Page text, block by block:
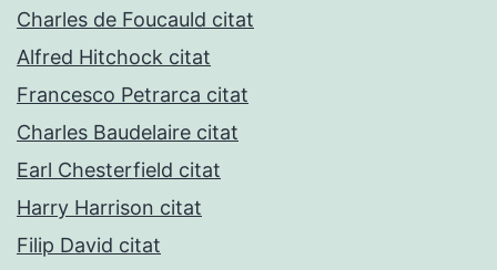
Charles de Foucauld citat
Alfred Hitchock citat
Francesco Petrarca citat
Charles Baudelaire citat
Earl Chesterfield citat
Harry Harrison citat
Filip David citat